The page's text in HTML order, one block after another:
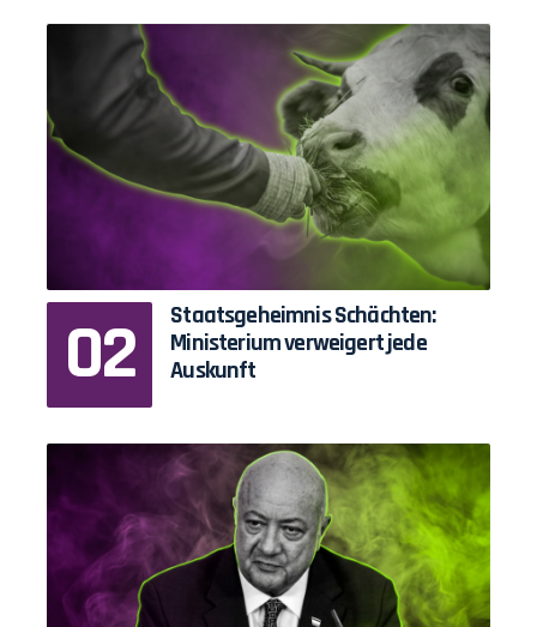
Staatsgeheimnis Schächten:
Ministerium verweigert jede
Auskunft